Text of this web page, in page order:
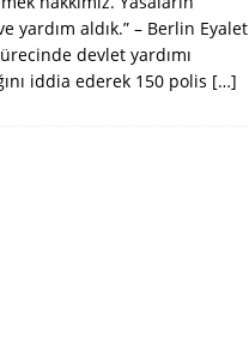
yardım aldık.” – Berlin Eyalet
devlet yardımı
iddia ederek 150 polis […]